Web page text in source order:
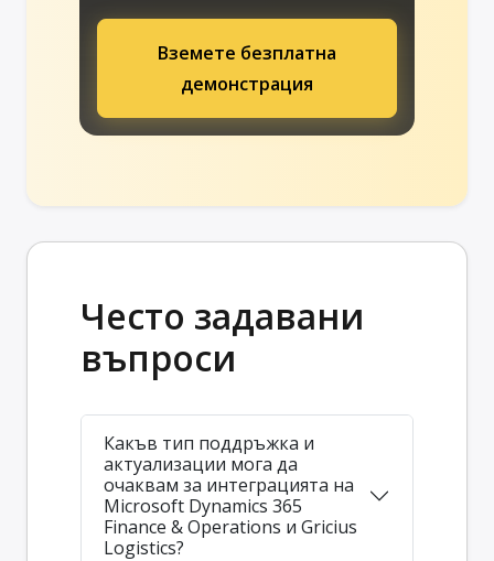
Вземете безплатна
демонстрация
Често задавани
въпроси
Какъв тип поддръжка и
актуализации мога да
очаквам за интеграцията на
Microsoft Dynamics 365
Finance & Operations и Gricius
Logistics?